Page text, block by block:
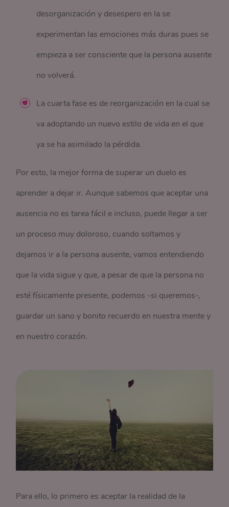
desorganización y desespero en la se
experimentan las emociones más duras pues se
empieza a ser consciente que la persona ausente
no volverá.
La cuarta fase es de reorganización en la cual se
va adoptando un nuevo estilo de vida en el que
ya se ha asimilado la pérdida.
Por esto, la mejor forma de superar un duelo es
aprender a dejar ir. Aunque sabemos que aceptar una
ausencia no es tarea fácil e incluso, puede llegar a ser
un proceso muy doloroso, cuando soltamos y
dejamos ir a la persona ausente, vamos entendiendo
que la vida sigue y que, a pesar de que la persona no
esté físicamente presente, podemos -si queremos-,
guardar un sano y bonito recuerdo en nuestra mente y
en nuestro corazón.
Para ello, lo primero es aceptar la realidad de la